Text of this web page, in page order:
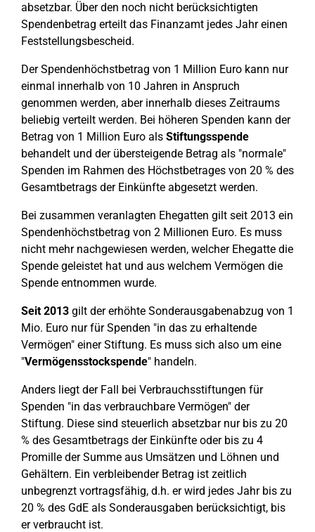
absetzbar. Über den noch nicht berücksichtigten
Spendenbetrag erteilt das Finanzamt jedes Jahr einen
Feststellungsbescheid.
Der Spendenhöchstbetrag von 1 Million Euro kann nur
einmal innerhalb von 10 Jahren in Anspruch
genommen werden, aber innerhalb dieses Zeitraums
beliebig verteilt werden. Bei höheren Spenden kann der
Betrag von 1 Million Euro als Stiftungsspende
behandelt und der übersteigende Betrag als "normale"
Spenden im Rahmen des Höchstbetrages von 20 % des
Gesamtbetrags der Einkünfte abgesetzt werden.
Bei zusammen veranlagten Ehegatten gilt seit 2013 ein
Spendenhöchstbetrag von 2 Millionen Euro. Es muss
nicht mehr nachgewiesen werden, welcher Ehegatte die
Spende geleistet hat und aus welchem Vermögen die
Spende entnommen wurde.
Seit 2013 gilt der erhöhte Sonderausgabenabzug von 1
Mio. Euro nur für Spenden "in das zu erhaltende
Vermögen" einer Stiftung. Es muss sich also um eine
"Vermögensstockspende" handeln.
Anders liegt der Fall bei Verbrauchsstiftungen für
Spenden "in das verbrauchbare Vermögen" der
Stiftung. Diese sind steuerlich absetzbar nur bis zu 20
% des Gesamtbetrags der Einkünfte oder bis zu 4
Promille der Summe aus Umsätzen und Löhnen und
Gehältern. Ein verbleibender Betrag ist zeitlich
unbegrenzt vortragsfähig, d.h. er wird jedes Jahr bis zu
20 % des GdE als Sonderausgaben berücksichtigt, bis
er verbraucht ist.